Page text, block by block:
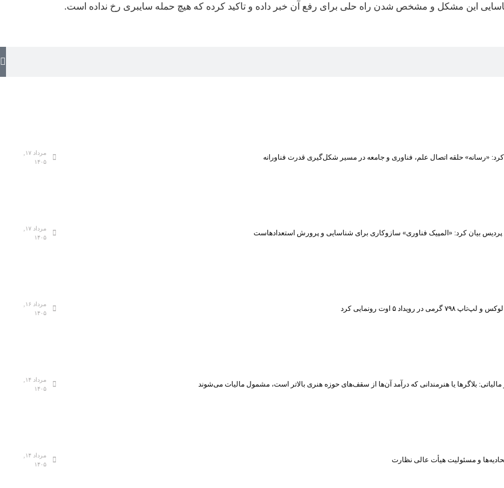
این مشکل و مشخص شدن راه حلی برای رفع آن خبر داده و تاکید کرده که هیچ حمله سایبری رخ نداده است.
«رسانه» حلقه اتصال علم، فناوری و جامعه در مسیر شکل‌گیری قدرت فناورانه
۱۴۰۵
بیان کرد: «المپیک فناوری» سازوکاری برای شناسایی و پرورش استعدادهاست
۱۴۰۵
۱۴۰۵
بلاگر‌ها یا هنرمندانی که درآمد آن‌ها از سقف‌های حوزه هنری بالاتر است، مشمول مالیات می‌شوند
۱۴۰۵
و مسئولیت هیأت عالی نظارت
۱۴۰۵